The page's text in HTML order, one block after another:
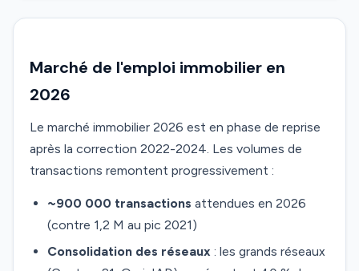
Marché de l'emploi immobilier en
2026
Le marché immobilier 2026 est en phase de reprise
après la correction 2022-2024. Les volumes de
transactions remontent progressivement :
~900 000 transactions attendues en 2026
(contre 1,2 M au pic 2021)
Consolidation des réseaux : les grands réseaux